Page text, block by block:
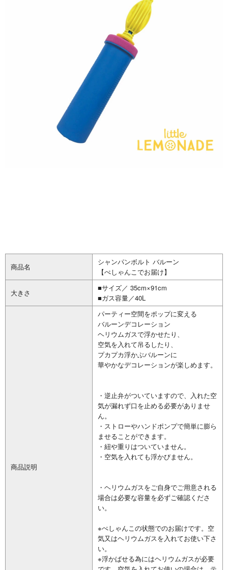
商品名
シャンパンボルト バルーン
【ぺしゃんこでお届け】
大きさ
■サイズ／ 35cm×91cm
■ガス容量／40L
商品説明
パーティー空間をポップに変える
バルーンデコレーション
ヘリウムガスで浮かせたり、
空気を入れて吊るしたり、
プカプカ浮かぶバルーンに
華やかなデコレーションが楽しめます。
・逆止弁がついていますので、入れた空
気が漏れず口を止める必要がありませ
ん。
・ストローやハンドポンプで簡単に膨ら
ませることができます。
・紐や重りはついていません。
・空気を入れても浮かびません。
・ヘリウムガスをご自身でご用意される
場合は必要な容量を必ずご確認くださ
い。
※ぺしゃんこの状態でのお届けです。空
気又はヘリウムガスを入れてお使い下さ
い。
※浮かばせる為にはヘリウムガスが必要